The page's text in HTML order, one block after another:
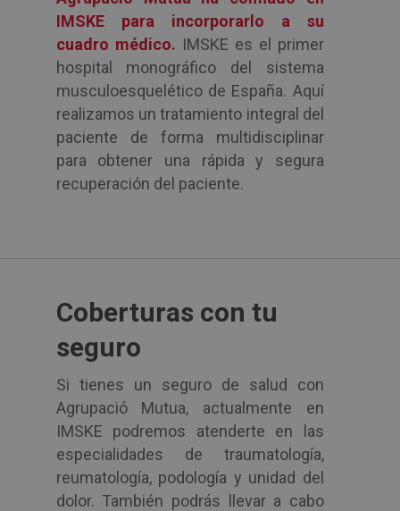
IMSKE
para incorporarlo a su
cuadro médico. IMSKE es el primer
hospital monográfico del sistema
musculoesquelético de España. Aquí
realizamos un tratamiento integral del
paciente de forma multidisciplinar
para obtener una rápida y segura
recuperación del paciente.
Coberturas con tu
seguro
Si tienes un seguro de salud con
Agrupació Mutua, actualmente en
IMSKE podremos atenderte en las
especialidades de traumatología,
reumatología, podología y unidad del
dolor. También podrás llevar a cabo